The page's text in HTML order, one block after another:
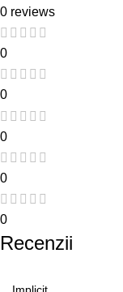
0 reviews
0
0
0
0
0
Recenzii